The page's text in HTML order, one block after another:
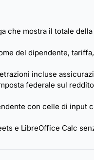
che mostra il totale
del dipendente,
incluse
federale sul
con celle di input
e LibreOffice Calc